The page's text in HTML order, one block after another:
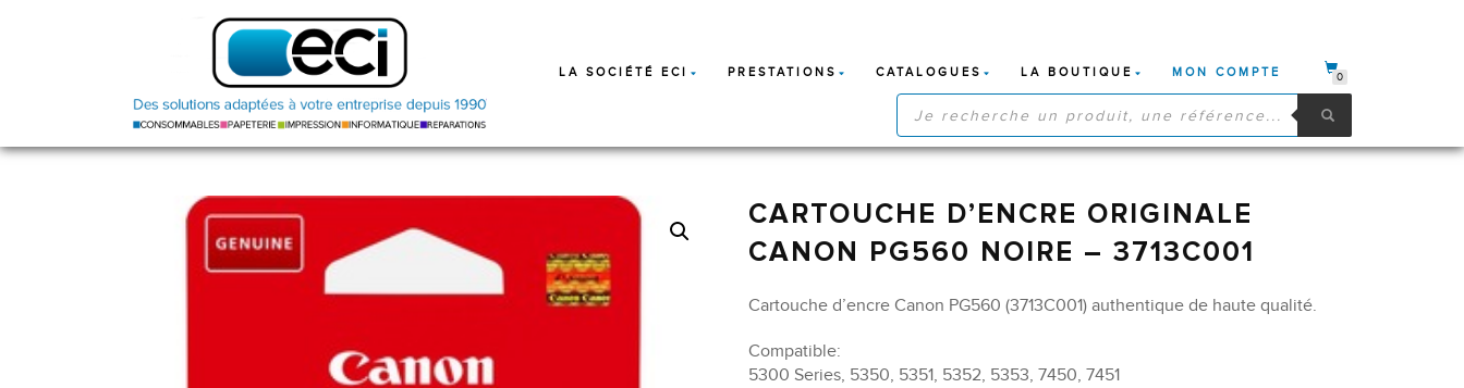
LA SOCIÉTÉ ECI PRESTATIONS CATALOGUES LA BOUTIQUE
MON COMPTE
RECHERCHE
DE
PRODUITS
0
CARTOUCHE D’ENCRE ORIGINALE
CANON PG560 NOIRE – 3713C001
Cartouche d’encre Canon PG560 (3713C001) authentique de haute qualité.
Compatible:
5300 Series, 5350, 5351, 5352, 5353, 7450, 7451